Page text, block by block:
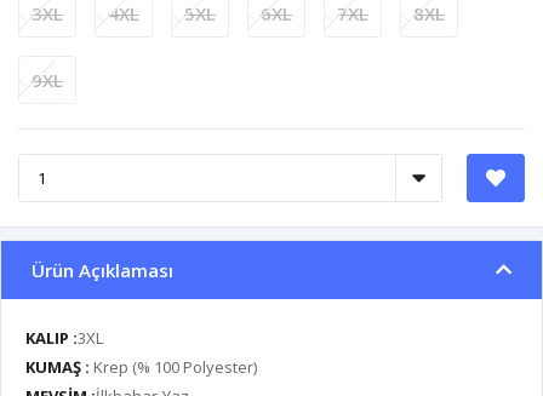
3XL 4XL 5XL 6XL 7XL 8XL
9XL
Ürün Açıklaması
KALIP :3XL
KUMAŞ : Krep (% 100 Polyester)